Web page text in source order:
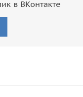
в ВКонтакте